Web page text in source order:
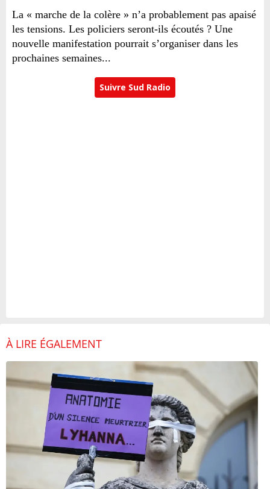
La « marche de la colère » n’a probablement pas apaisé
les tensions. Les policiers seront-ils écoutés ? Une
nouvelle manifestation pourrait s’organiser dans les
prochaines semaines...
Suivre Sud Radio
À LIRE ÉGALEMENT